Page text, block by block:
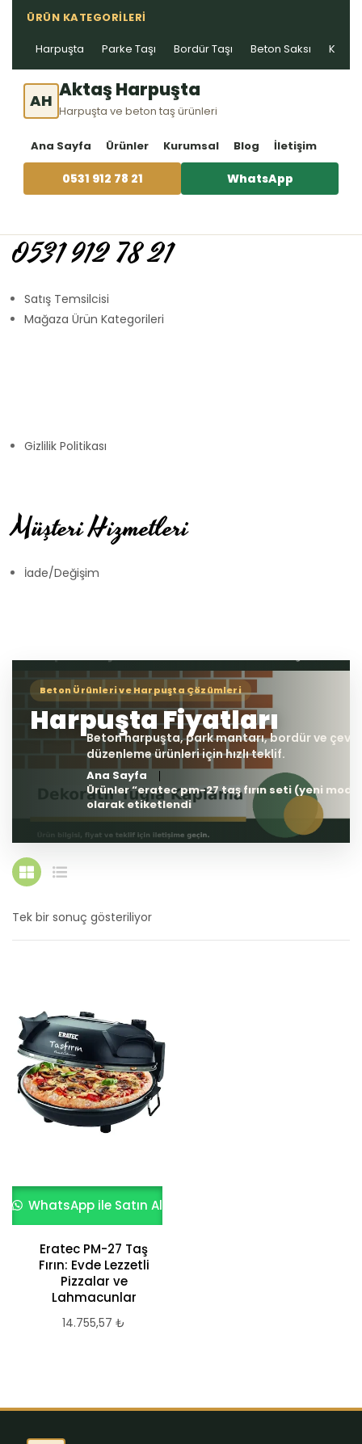
ÜRÜN KATEGORILERI
Harpuşta Parke Taşı Bordür Taşı Beton Saksı Kablo
AH Aktaş Harpuşta
Harpuşta ve beton taş ürünleri
Ana Sayfa Ürünler Kurumsal Blog İletişim
0531 912 78 21 WhatsApp
0531 912 78 21
Satış Temsilcisi
Mağaza Ürün Kategorileri
Gizlilik Politikası
Müşteri Hizmetleri
İade/Değişim
Ana Sayfa
Ürünler “eratec pm-27 taş fırın seti (yeni
olarak etiketlendi
Tek bir sonuç gösteriliyor
WhatsApp ile Satın Al
Eratec PM-27 Taş
Fırın: Evde Lezzetli
Pizzalar ve
Lahmacunlar
14.755,57 ₺